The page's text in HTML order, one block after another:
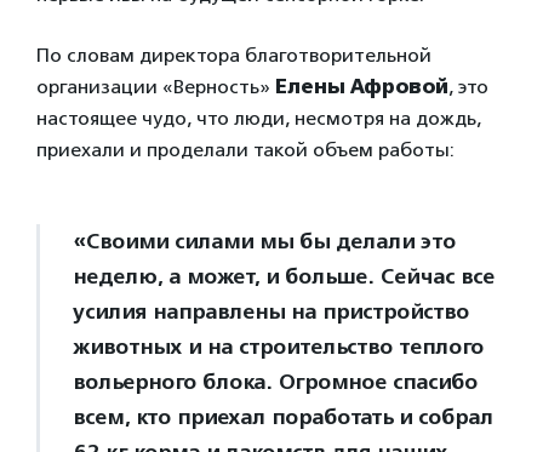
По словам директора благотворительной
организации «Верность» Елены Афровой, это
настоящее чудо, что люди, несмотря на дождь,
приехали и проделали такой объем работы:
«Своими силами мы бы делали это
неделю, а может, и больше. Сейчас все
усилия направлены на пристройство
животных и на строительство теплого
вольерного блока. Огромное спасибо
всем, кто приехал поработать и собрал